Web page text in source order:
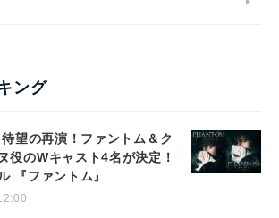
ング
望の再演！ファントム＆ク
役のWキャスト4名が決定！
『ファントム』